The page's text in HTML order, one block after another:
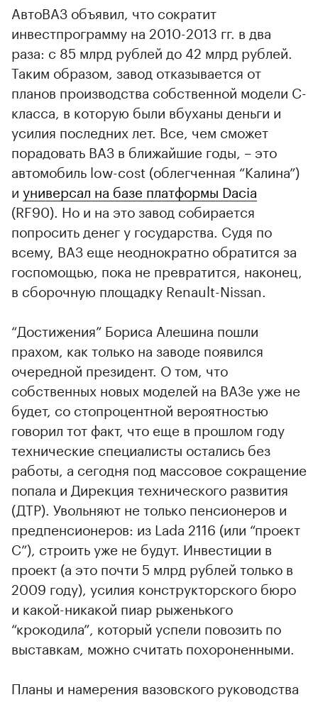
АвтоВАЗ объявил, что сократит
инвестпрограмму на 2010-2013 гг. в два
раза: с 85 млрд рублей до 42 млрд рублей.
Таким образом, завод отказывается от
планов производства собственной модели С-
класса, в которую были вбуханы деньги и
усилия последних лет. Все, чем сможет
порадовать ВАЗ в ближайшие годы, – это
автомобиль low-cost (облегченная “Калина”)
и универсал на базе платформы Dacia
(RF90). Но и на это завод собирается
попросить денег у государства. Судя по
всему, ВАЗ еще неоднократно обратится за
госпомощью, пока не превратится, наконец,
в сборочную площадку Renault-Nissan.
“Достижения” Бориса Алешина пошли
прахом, как только на заводе появился
очередной президент. О том, что
собственных новых моделей на ВАЗе уже не
будет, со стопроцентной вероятностью
говорил тот факт, что еще в прошлом году
технические специалисты остались без
работы, а сегодня под массовое сокращение
попала и Дирекция технического развития
(ДТР). Увольняют не только пенсионеров и
предпенсионеров: из Lada 2116 (или “проект
С”), строить уже не будут. Инвестиции в
проект (а это почти 5 млрд рублей только в
2009 году), усилия конструкторского бюро
и какой-никакой пиар рыженького
“крокодила”, который успели повозить по
выставкам, можно считать похороненными.
Планы и намерения вазовского руководства